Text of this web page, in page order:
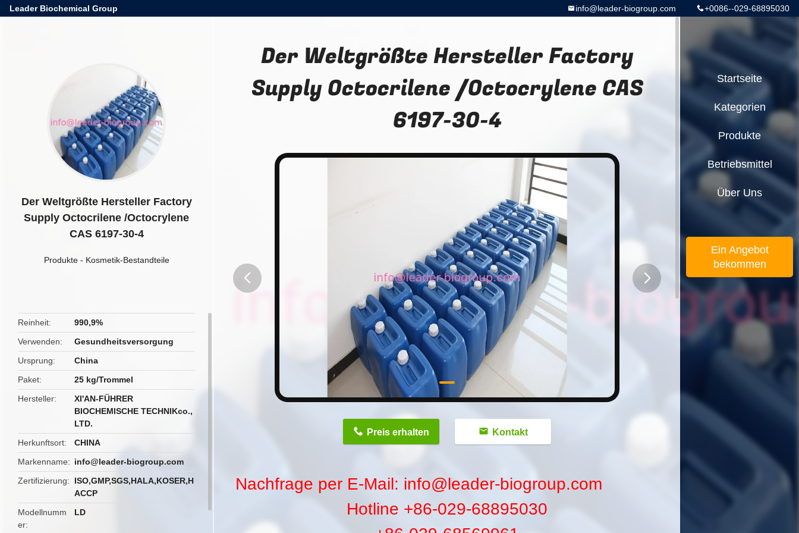
Leader Biochemical Group +0086--029-68895030
info@leader-biogroup.com
Der Weltgrößte Hersteller Factory
Supply Octocrilene /Octocrylene
CAS 6197-30-4
Produkte- Kosmetik-Bestandteile
Reinheit
990,9%
Verwenden
Gesundheitsversorgung
Ursprung
China
Paket
25 kg/Trommel
Hersteller
XI'AN-FÜHRER
BIOCHEMISCHE TECHNIKco.,
LTD.
Herkunftsort
CHINA
Markenname
info@leader-biogroup.com
Zertifizierung
ISO,GMP,SGS,HALA,KOSER,H
ACCP
Modellnumm
er
LD
Der Weltgrößte Hersteller Factory
Supply Octocrilene /Octocrylene CAS
6197-30-4
Preis erhalten Kontakt
Nachfrage per E-Mail: info@leader-biogroup.com
Hotline +86-029-68895030
Startseite
Kategorien
Produkte
Betriebsmittel
Über Uns
Ein Angebot
bekommen